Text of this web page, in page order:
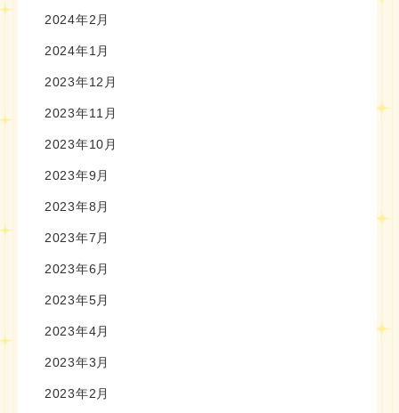
2024年2月
2024年1月
2023年12月
2023年11月
2023年10月
2023年9月
2023年8月
2023年7月
2023年6月
2023年5月
2023年4月
2023年3月
2023年2月